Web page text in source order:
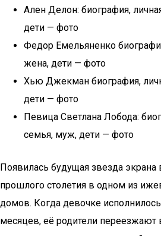
Ален Делон: биография,
дети — фото
Федор Емельяненко
жена, дети — фото
Хью Джекман биография,
дети — фото
Певица Светлана Лобода:
семья, муж, дети — фото
Появилась будущая звезда экрана
прошлого столетия в одном из
домов. Когда девочке
месяцев, её родители переезжают